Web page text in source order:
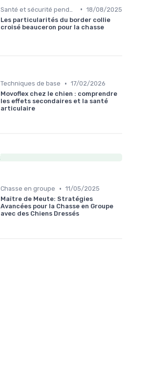
• 18/08/2025
Les particularités du border collie
croisé beauceron pour la chasse
Techniques de base • 17/02/2026
Movoflex chez le chien : comprendre
les effets secondaires et la santé
articulaire
Chasse en groupe • 11/05/2025
Maître de Meute: Stratégies
Avancées pour la Chasse en Groupe
avec des Chiens Dressés